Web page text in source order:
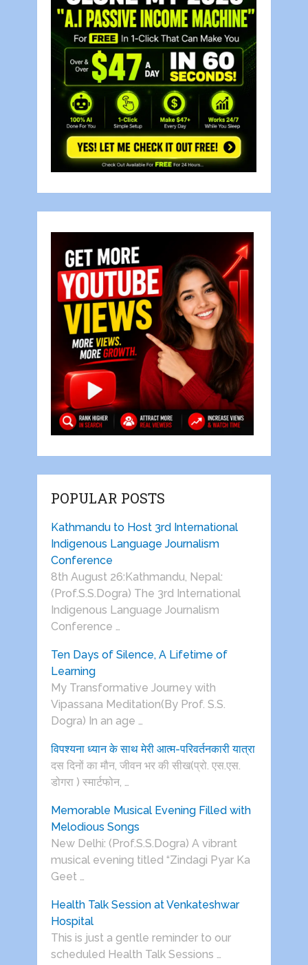
POPULAR POSTS
Kathmandu to Host 3rd International
Indigenous Language Journalism
Conference
8th August 26:Kathmandu, Nepal:
(Prof.S.S.Dogra) The 3rd International
Indigenous Language Journalism
Conference …
Ten Days of Silence, A Lifetime of
Learning
My Transformative Journey with
Vipassana Meditation(By Prof. S.S.
Dogra) In an age …
विपश्यना ध्यान के साथ मेरी आत्म-परिवर्तनकारी यात्रा
दस दिनों का मौन, जीवन भर की सीख(प्रो. एस.एस.
डोगरा ) स्मार्टफोन, …
Memorable Musical Evening Filled with
Melodious Songs
New Delhi: (Prof.S.S.Dogra) A vibrant
musical evening titled “Zindagi Pyar Ka
Geet …
Health Talk Session at Venkateshwar
Hospital
This is just a gentle reminder to our
scheduled Health Talk Sessions …